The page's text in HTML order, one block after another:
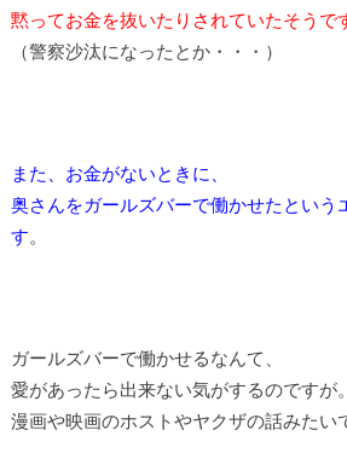
黙ってお金を抜いたりされていたそうで
（警察沙汰になったとか・・・）
また、お金がないときに、
奥さんをガールズバーで働かせたという
す。
ガールズバーで働かせるなんて、
愛があったら出来ない気がするのですが。
漫画や映画のホストやヤクザの話みたい